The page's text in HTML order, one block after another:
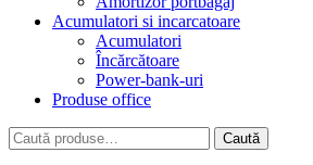
Acumulatori si incarcatoare
Acumulatori
Încărcătoare
Power-bank-uri
Produse office
Caută
după:
Caută